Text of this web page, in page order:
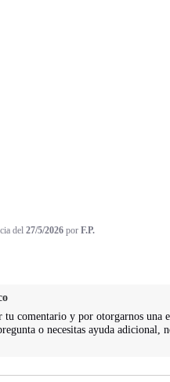
del 27/5/2026 por F.P.
tu comentario y por otorgarnos una
o necesitas ayuda adicional,